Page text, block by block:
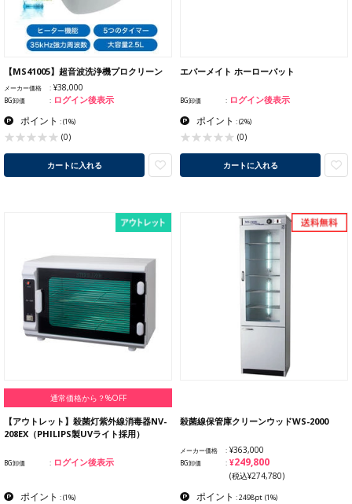
【MS41005】超音波洗浄機プロクリーン
メーカー価格 ¥38,000
BG卸価 ログイン後表示
ポイント :(1%)
(0)
カートに入れる
エバーメイト ホーローバット
BG卸価 ログイン後表示
ポイント :(2%)
(0)
カートに入れる
通常価格から？%OFF
【アウトレット】殺菌灯紫外線消毒器NV-
208EX（PHILIPS製UVライト採用）
BG卸価 ログイン後表示
ポイント :(1%)
殺菌線保管庫クリーンウッドWS-2000
メーカー価格 ¥363,000
BG卸価 ¥249,800
(税込¥274,780)
ポイント : 2498pt (1%)